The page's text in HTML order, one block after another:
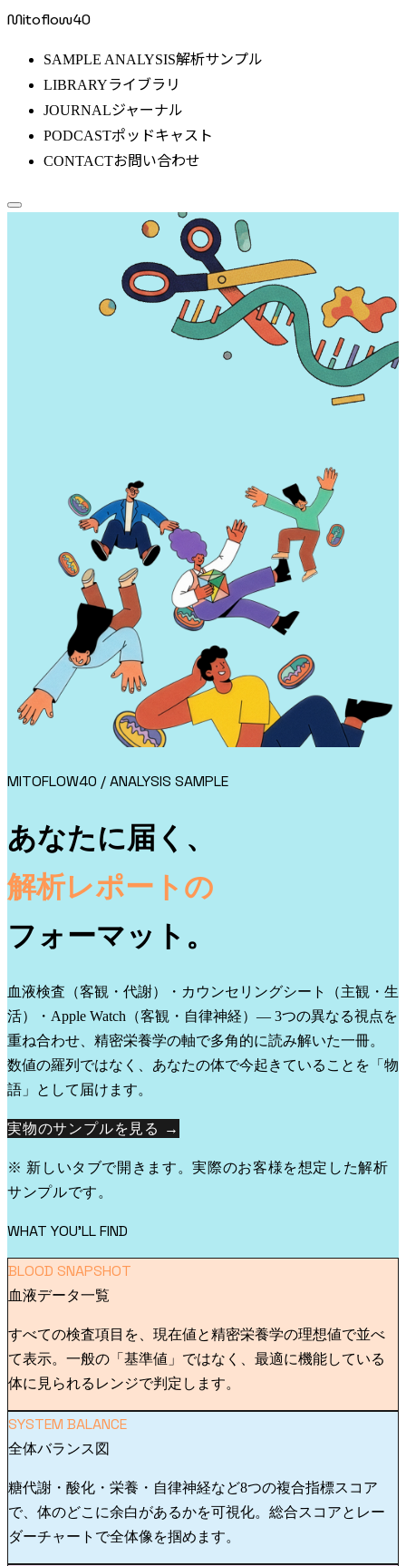
Mitoflow40
SAMPLE ANALYSIS解析サンプル
LIBRARYライブラリ
JOURNALジャーナル
PODCASTポッドキャスト
CONTACTお問い合わせ
MITOFLOW40 / ANALYSIS SAMPLE
あなたに届く、
解析レポートの
フォーマット。
血液検査（客観・代謝）・カウンセリングシート（主観・生
活）・Apple Watch（客観・自律神経）— 3つの異なる視点を
重ね合わせ、精密栄養学の軸で多角的に読み解いた一冊。
数値の羅列ではなく、あなたの体で今起きていることを「物
語」として届けます。
実物のサンプルを見る →
※ 新しいタブで開きます。実際のお客様を想定した解析
サンプルです。
WHAT YOU'LL FIND
BLOOD SNAPSHOT
血液データ一覧
すべての検査項目を、現在値と精密栄養学の理想値で並べ
て表示。一般の「基準値」ではなく、最適に機能している
体に見られるレンジで判定します。
SYSTEM BALANCE
全体バランス図
糖代謝・酸化・栄養・自律神経など8つの複合指標スコア
で、体のどこに余白があるかを可視化。総合スコアとレー
ダーチャートで全体像を掴めます。